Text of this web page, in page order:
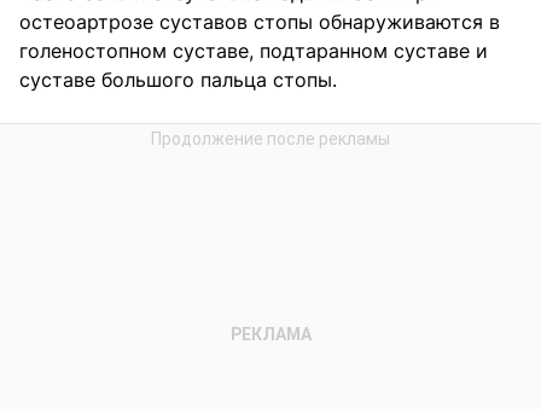
остеоартрозе суставов стопы обнаруживаются в
голеностопном суставе, подтаранном суставе и
суставе большого пальца стопы.